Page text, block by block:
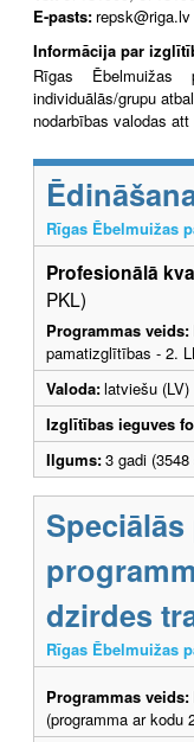
E-pasts: repsk@riga.lv
Informācija par
Rīgas Ēbelmuižas
individuālās/grupu
nodarbības valodas att
Rīgas Ēbelmuižas
Profesionālā
PKL)
Programmas veids:
pamatizglītības - 2.
Valoda:latviešu (LV)
Izglītības ieguves
Ilgums:3 gadi
dzirdes
Rīgas Ēbelmuižas
Programmas veids:
(programma ar kodu